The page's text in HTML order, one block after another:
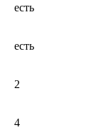
есть
есть
2
4